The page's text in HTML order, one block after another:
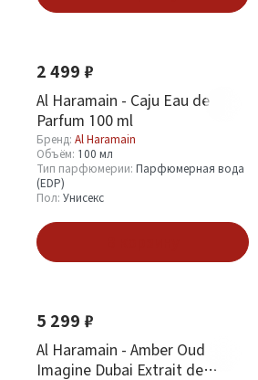
2 499 ₽
Al Haramain - Caju Eau de
Parfum 100 ml
Бренд: Al Haramain
Объём: 100 мл
Тип парфюмерии: Парфюмерная вода
(EDP)
Пол: Унисекс
5 299 ₽
Al Haramain - Amber Oud
Imagine Dubai Extrait de